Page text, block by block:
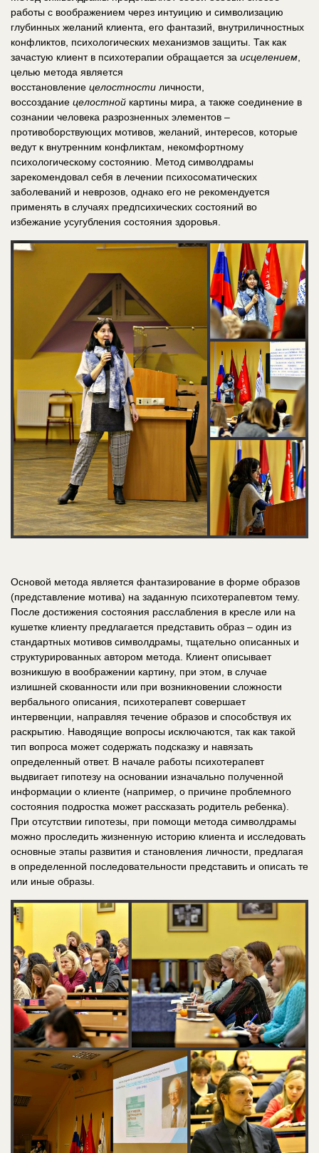
работы с воображением через интуицию и символизацию
глубинных желаний клиента, его фантазий, внутриличностных
конфликтов, психологических механизмов защиты. Так как
зачастую клиент в психотерапии обращается за исцелением
целью метода является
восстановление целостности личности,
воссоздание целостной картины мира, а также соединение в
сознании человека разрозненных элементов –
противоборствующих мотивов, желаний, интересов, которые
ведут к внутренним конфликтам, некомфортному
психологическому состоянию. Метод символдрамы
зарекомендовал себя в лечении психосоматических
заболеваний и неврозов, однако его не рекомендуется
применять в случаях предпсихических состояний во
избежание усугубления состояния здоровья.
Основой метода является фантазирование в форме образов
(представление мотива) на заданную психотерапевтом тему.
После достижения состояния расслабления в кресле или на
кушетке клиенту предлагается представить образ – один из
стандартных мотивов символдрамы, тщательно описанных и
структурированных автором метода. Клиент описывает
возникшую в воображении картину, при этом, в случае
излишней скованности или при возникновении сложности
вербального описания, психотерапевт совершает
интервенции, направляя течение образов и способствуя их
раскрытию. Наводящие вопросы исключаются, так как такой
тип вопроса может содержать подсказку и навязать
определенный ответ. В начале работы психотерапевт
выдвигает гипотезу на основании изначально полученной
информации о клиенте (например, о причине проблемного
состояния подростка может рассказать родитель ребенка).
При отсутствии гипотезы, при помощи метода символдрамы
можно проследить жизненную историю клиента и исследовать
основные этапы развития и становления личности, предлагая
в определенной последовательности представить и описать те
или иные образы.